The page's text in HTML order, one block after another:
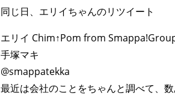
同じ日、エリイちゃんのリツイート
エリイ Chim↑Pom from
手塚マキ
@smappatekka
最近は会社のことをちゃんと調べて、